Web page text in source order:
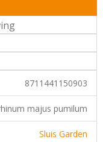
8711441150903
majus pumilum
Sluis Garden